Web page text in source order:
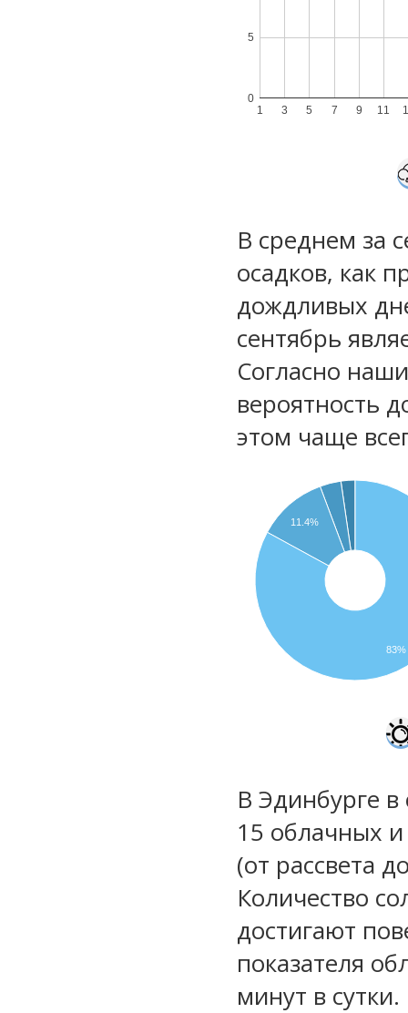
1 3 5 7 9 11
0
5
В среднем за
осадков, как
дождливых
сентябрь
Согласно
вероятность
этом чаще
11.4%
83%
В Эдинбурге
15 облачных
(от рассвета
Количество
достигают
показателя
минут в сутки.